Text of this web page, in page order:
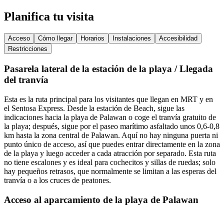
Planifica tu visita
Acceso Cómo llegar Horarios Instalaciones
Accesibilidad
Restricciones
Pasarela lateral de la estación de la playa / Llegada
del tranvía
Esta es la ruta principal para los visitantes que llegan en MRT y en
el Sentosa Express. Desde la estación de Beach, sigue las
indicaciones hacia la playa de Palawan o coge el tranvía gratuito de
la playa; después, sigue por el paseo marítimo asfaltado unos 0,6-0,8
km hasta la zona central de Palawan. Aquí no hay ninguna puerta ni
punto único de acceso, así que puedes entrar directamente en la zona
de la playa y luego acceder a cada atracción por separado. Esta ruta
no tiene escalones y es ideal para cochecitos y sillas de ruedas; solo
hay pequeños retrasos, que normalmente se limitan a las esperas del
tranvía o a los cruces de peatones.
Acceso al aparcamiento de la playa de Palawan